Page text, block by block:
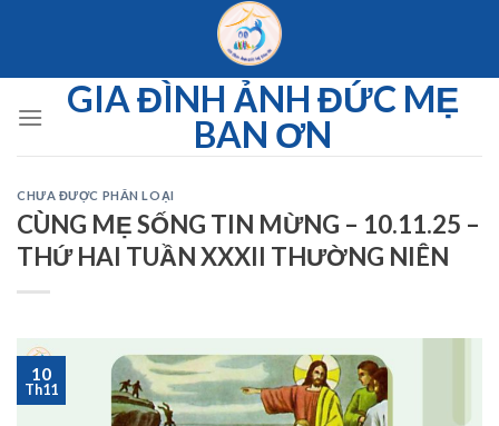
GIA ĐÌNH ẢNH ĐỨC MẸ
BAN ƠN
CHƯA ĐƯỢC PHÂN LOẠI
CÙNG MẸ SỐNG TIN MỪNG – 10.11.25 –
THỨ HAI TUẦN XXXII THƯỜNG NIÊN
10
Th11